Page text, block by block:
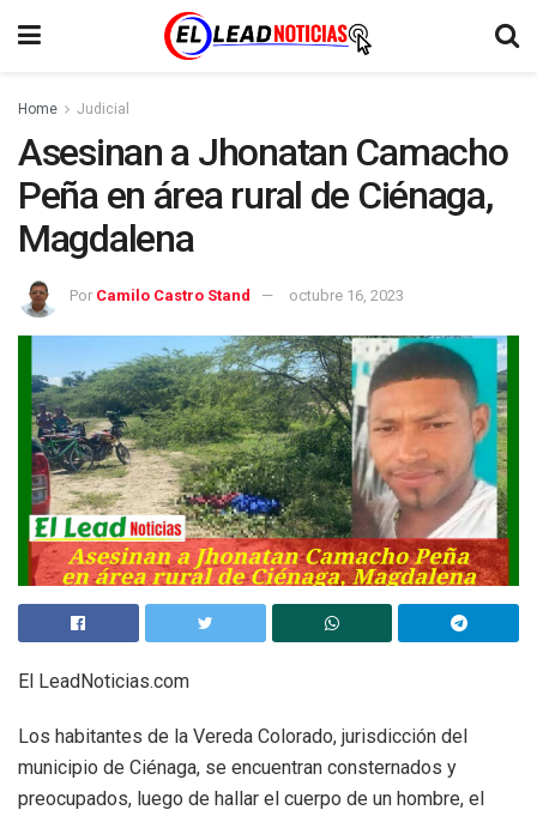
Home Judicial
Asesinan a Jhonatan Camacho
Peña en área rural de Ciénaga,
Magdalena
Por Camilo Castro Stand octubre 16, 2023
El LeadNoticias.com
Los habitantes de la Vereda Colorado, jurisdicción del
municipio de Ciénaga, se encuentran consternados y
preocupados, luego de hallar el cuerpo de un hombre, el